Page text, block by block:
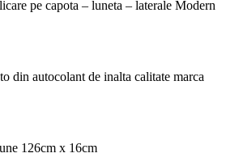
pe capota – luneta – laterale Modern
din autocolant de inalta calitate marca
126cm x 16cm